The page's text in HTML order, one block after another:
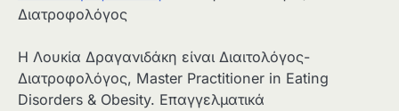
Διατροφολόγος
Η Λουκία Δραγανιδάκη είναι Διαιτολόγος-
Διατροφολόγος, Master Practitioner in Eating
Disorders & Obesity. Επαγγελματικά